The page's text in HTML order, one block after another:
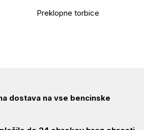
Preklopne torbice
dostava na vse bencinske